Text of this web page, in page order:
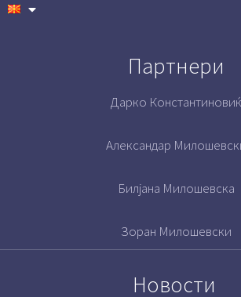
Партнери
Дарко Константиновиќ
Александар
Билјана Милошевска
Зоран Милошевски
Новости